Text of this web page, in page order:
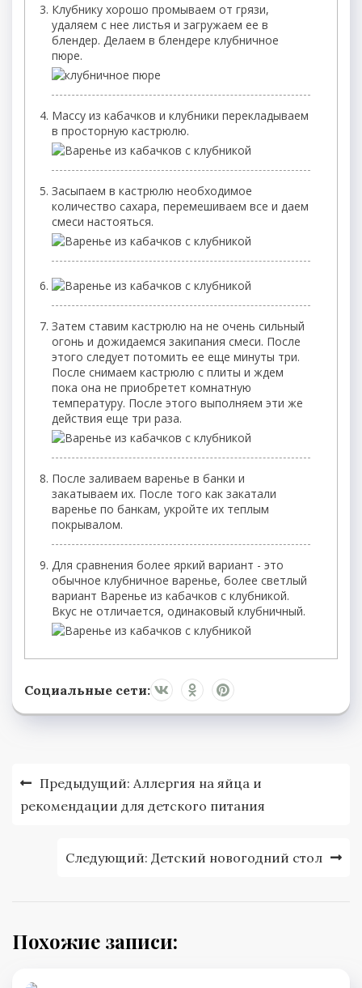
Клубнику хорошо промываем от грязи,
удаляем с нее листья и загружаем ее в
блендер. Делаем в блендере клубничное
пюре.
Массу из кабачков и клубники перекладываем
в просторную кастрюлю.
Засыпаем в кастрюлю необходимое
количество сахара, перемешиваем все и даем
смеси настояться.
Затем ставим кастрюлю на не очень сильный
огонь и дожидаемся закипания смеси. После
этого следует потомить ее еще минуты три.
После снимаем кастрюлю с плиты и ждем
пока она не приобретет комнатную
температуру. После этого выполняем эти же
действия еще три раза.
После заливаем варенье в банки и
закатываем их. После того как закатали
варенье по банкам, укройте их теплым
покрывалом.
Для сравнения более яркий вариант - это
обычное клубничное варенье, более светлый
вариант Варенье из кабачков с клубникой.
Вкус не отличается, одинаковый клубничный.
Социальные сети:
Навигация
по
Предыдущий: Аллергия на яйца и
рекомендации для детского питания
Следующий: Детский новогодний стол
Похожие записи: